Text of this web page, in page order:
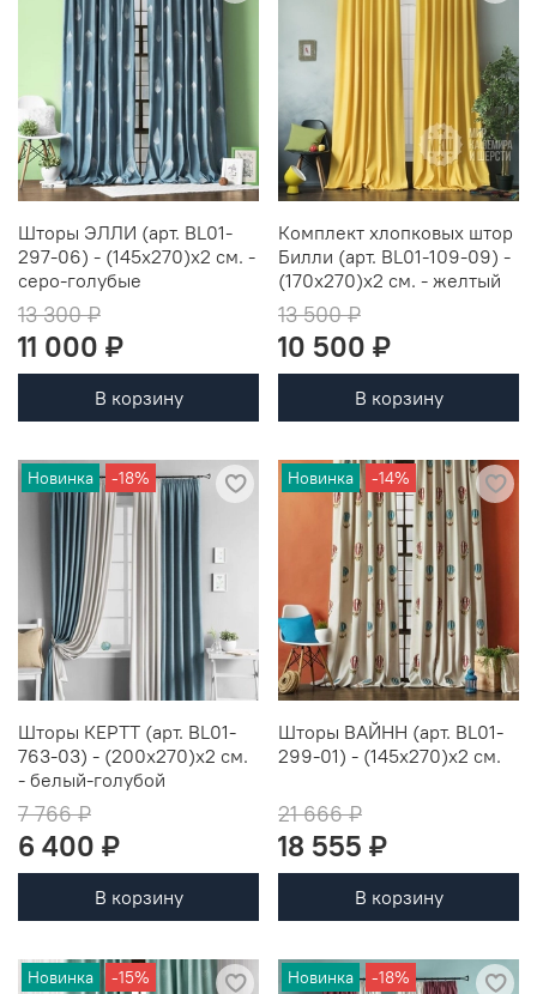
Шторы ЭЛЛИ (арт. BL01-
297-06) - (145х270)х2 см. -
серо-голубые
13 300 ₽
11 000 ₽
В корзину
Комплект хлопковых штор
Билли (арт. BL01-109-09) -
(170х270)х2 см. - желтый
13 500 ₽
10 500 ₽
В корзину
Новинка -18%
Шторы КЕРТТ (арт. BL01-
763-03) - (200х270)х2 см.
- белый-голубой
7 766 ₽
6 400 ₽
В корзину
Новинка -14%
Шторы ВАЙНН (арт. BL01-
299-01) - (145х270)х2 см.
21 666 ₽
18 555 ₽
В корзину
Новинка -15% Новинка -18%